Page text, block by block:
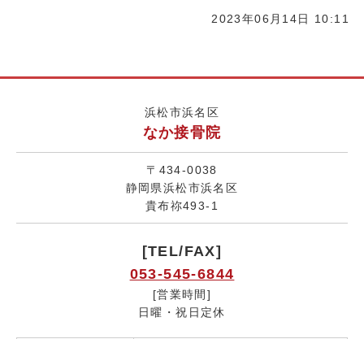
2023年06月14日 10:11
浜松市浜名区
なか接骨院
〒434-0038
静岡県浜松市浜名区
貴布祢493-1
[TEL/FAX]
053-545-6844
[営業時間]
日曜・祝日定休